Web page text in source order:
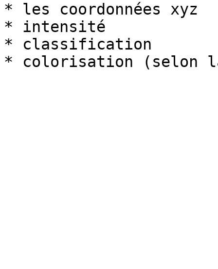
* les coordonnées xyz
* intensité
* classification